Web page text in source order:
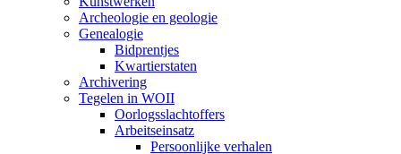
Archeologie en geologie
Genealogie
Bidprentjes
Kwartierstaten
Archivering
Tegelen in WOII
Oorlogsslachtoffers
Arbeitseinsatz
Persoonlijke verhalen